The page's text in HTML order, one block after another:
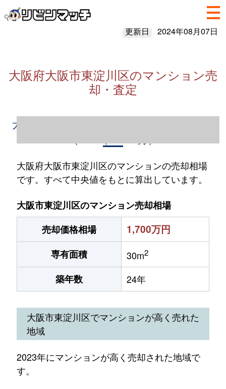
更新日 2024年08月07日
大阪府大阪市東淀川区のマンション売
却・査定
大阪府大阪市東淀川区のマンション売却情報
大阪府大阪市東淀川区のマンションの売却相場
です。すべて中央値をもとに算出しています。
大阪市東淀川区のマンション売却相場
売却価格相場
1,700万円
専有面積 30m2
築年数 24年
大阪市東淀川区でマンションが高く売れた
地域
2023年にマンションが高く売却された地域で
す。